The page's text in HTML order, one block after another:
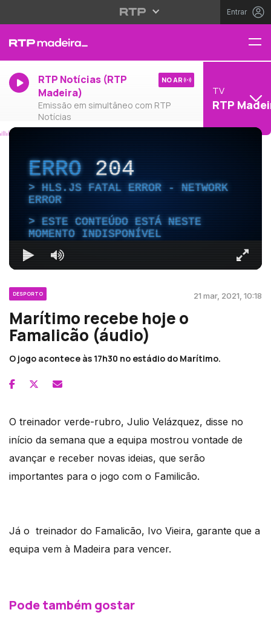
Entrar
RTP Notícias (RTP
Madeira)
Emissão em simultâneo com RTP
Notícias
NO AR
TV
RTP
ERRO204
HLS.JS FATAL ERROR - NETWORK
ERROR
ESTE CONTEÚDO ESTÁ NESTE
MOMENTO INDISPONÍVEL
DESPORTO 21 mar, 2021, 10:18
Marítimo recebe hoje o
Famalicão (áudio)
O jogo acontece às 17h30 no estádio do Marítimo.
O treinador verde-rubro, Julio Velázquez, disse no
início da semana que a equipa mostrou vontade de
avançar e receber novas ideias, que serão
importantes para o jogo com o Familicão.
Já o treinador do Famalicão, Ivo Vieira, garante que a
equipa vem à Madeira para vencer.
Pode também gostar